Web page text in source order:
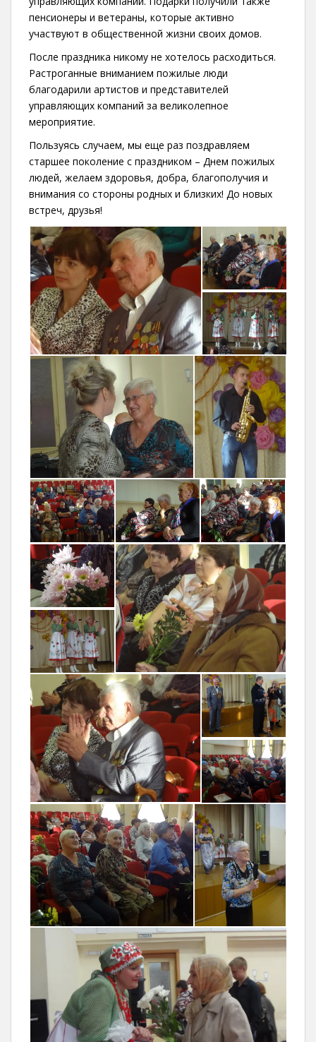
пенсионеры и ветераны, которые активно
участвуют в общественной жизни своих домов.
После праздника никому не хотелось расходиться.
Растроганные вниманием пожилые люди
благодарили артистов и представителей
управляющих компаний за великолепное
мероприятие.
Пользуясь случаем, мы еще раз поздравляем
старшее поколение с праздником – Днем пожилых
людей, желаем здоровья, добра, благополучия и
внимания со стороны родных и близких! До новых
встреч, друзья!